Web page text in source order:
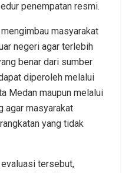
penempatan resmi.
masyarakat
negeri agar terlebih
benar dari sumber
diperoleh melalui
Medan maupun melalui
agar masyarakat
yang tidak
tersebut,